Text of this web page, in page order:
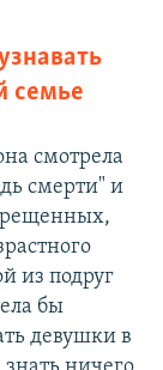
семье
смотрела
смерти" и
из подруг
бы
девушки в